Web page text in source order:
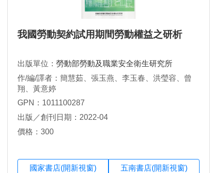
我國勞動契約試用期間勞動權益之研析
出版單位： 勞動部勞動及職業安全衛生研究所
作/編/譯者：簡慧茹、張玉燕、李玉春、洪瑩容、曾
翔、黃意婷
GPN：1011100287
出版／創刊日期：2022-04
價格：300
國家書店(開新視窗) 五南書店(開新視窗)